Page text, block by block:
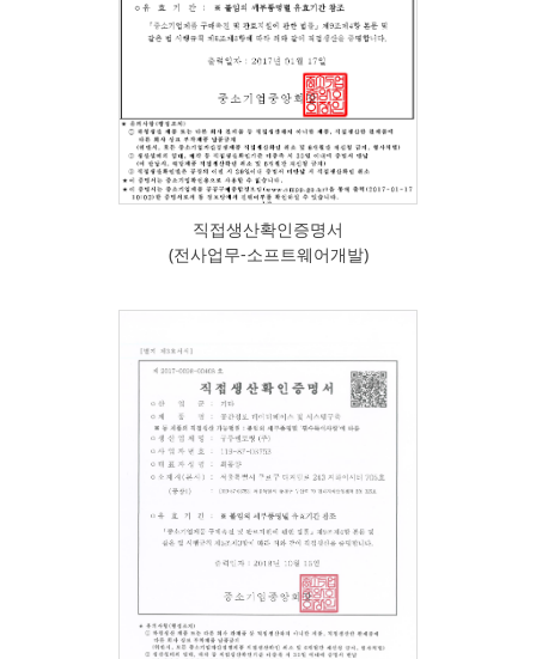
직접생산확인증명서
(전사업무-소프트웨어개발)